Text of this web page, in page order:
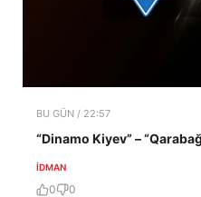
BU GÜN / 22:57
“Dinamo Kiyev” –
İDMAN
0 0